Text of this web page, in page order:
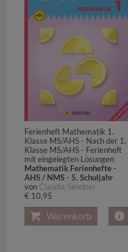
Ferienheft Mathematik 1.
Klasse MS/AHS - Nach der 1.
Klasse MS/AHS - Ferienheft
mit eingelegten Lösungen
Mathematik Ferienhefte -
AHS / NMS - 5. Schuljahr
von Claudia Sendner
€ 10,95
Warenkorb